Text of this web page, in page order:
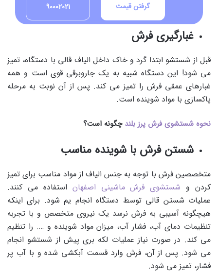
90002021 گرفتن قیمت
غبارگیری فرش
قبل از شستشو ابتدا گرد و خاک داخل الیاف قالی با دستگاه، تمیز
می شود! این دستگاه شبیه به یک جاروبرقی قوی است و همه
غبارهای عمقی فرش را تمیز می کند. پس از آن نوبت به مرحله
پاکسازی با مواد شوینده است.
نحوه شستشوی فرش پرز بلند چگونه است؟
شستن فرش با شوینده مناسب
متخصصین فرش با توجه به جنس الیاف از مواد مناسب برای تمیز
کردن و شستشوی فرش ماشینی اصفهان استفاده می کنند.
عملیات شستن قالی توسط دستگاه انجام یم شود. برای اینکه
هیچگونه آسیبی به فرش نرسد یک نیروی متخصص و با تجربه
تنظیمات دمای آب، فشار آب، میزان مواد شوینده و …. را تنظیم
می کند. در صورت نیاز عملیات لکه بری پیش از شستشو انجام
می شود. پس از آن، فرش وارد قسمت آبکشی شده و با آب پر
فشار، تمیز می شود.